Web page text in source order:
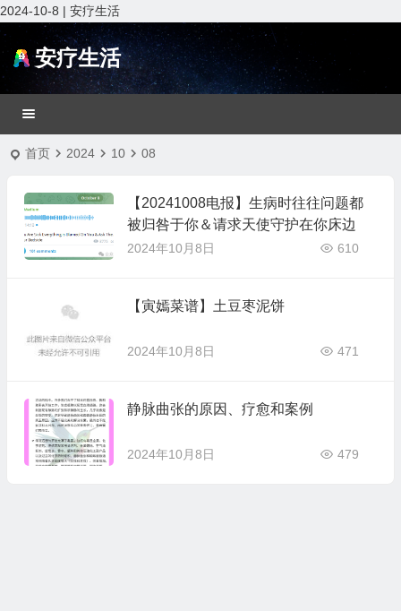
2024-10-8 | 安疗生活
安疗生活
首页 2024 10 08
【20241008电报】生病时往往问题都
被归咎于你＆请求天使守护在你床边
2024年10月8日 610
【寅嫣菜谱】土豆枣泥饼
2024年10月8日 471
静脉曲张的原因、疗愈和案例
2024年10月8日 479